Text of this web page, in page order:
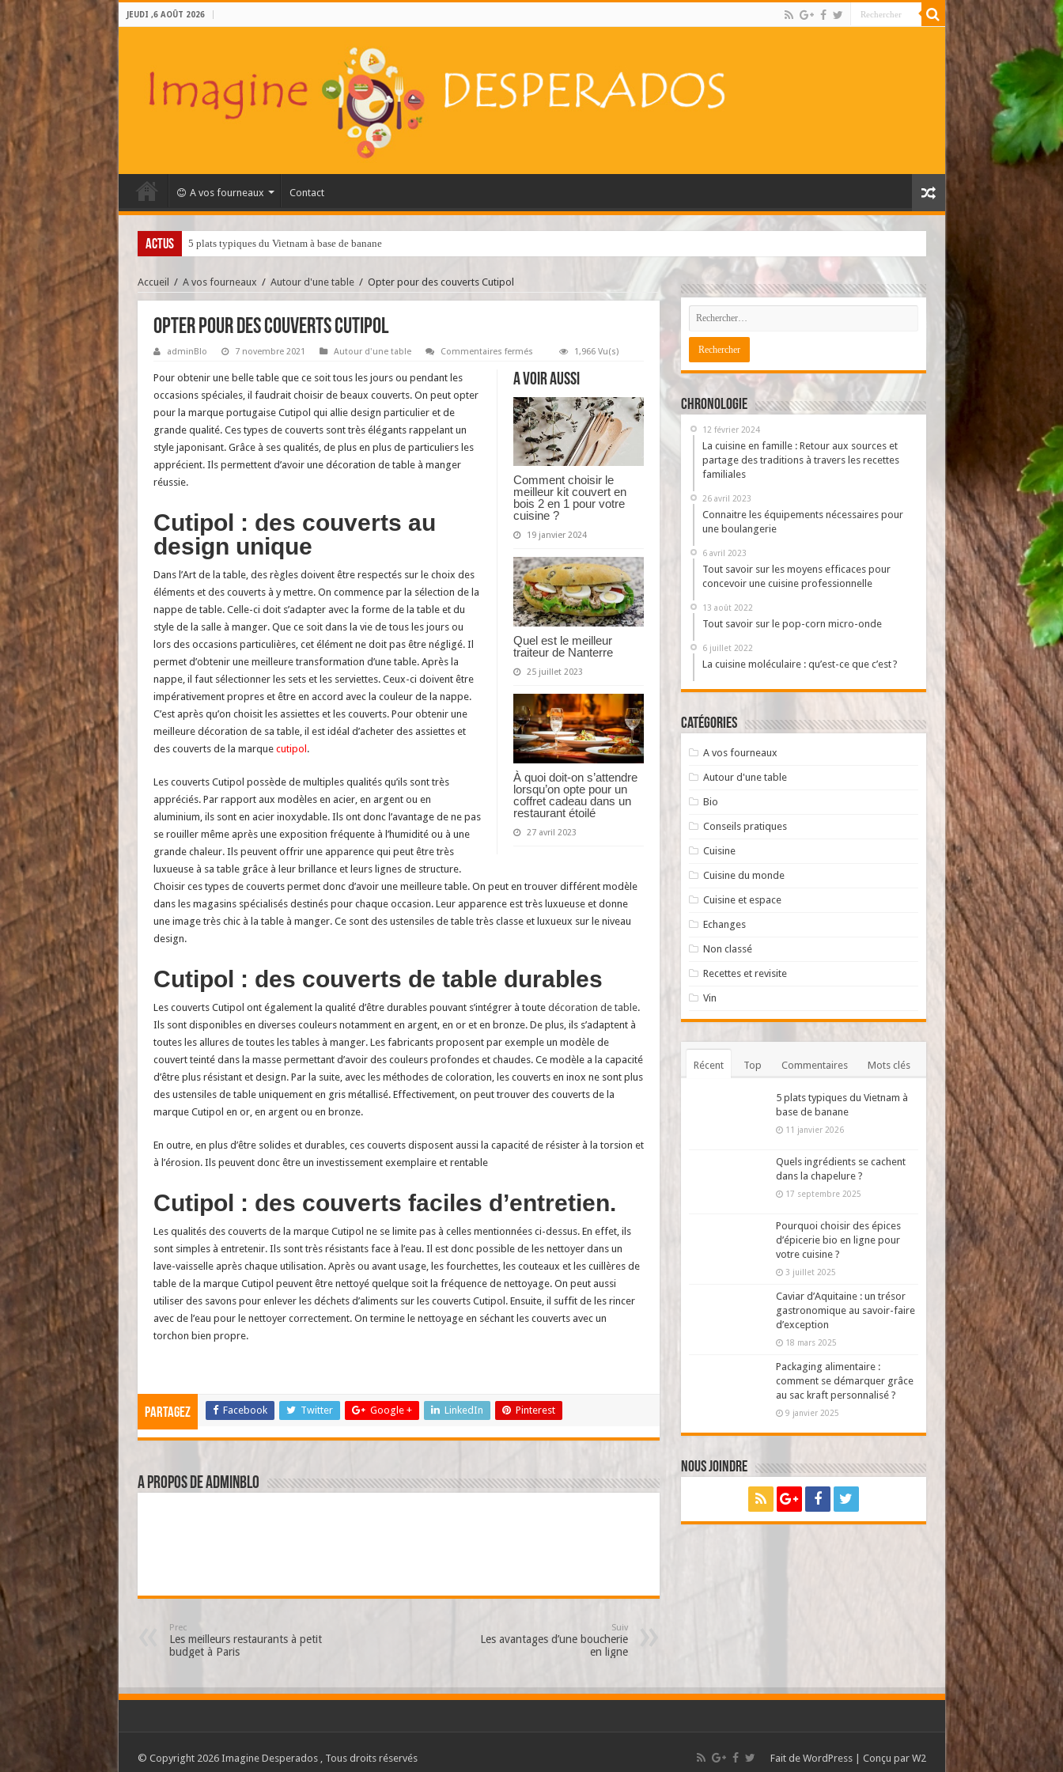
JEUDI ,6 AOÛT 2026
A vos fourneaux Contact
ACTUS Quels ingrédients se cachent dans la chapelure ?
Accueil / A vos fourneaux / Autour d'une table / Opter pour des couverts Cutipol
Opter pour des couverts Cutipol
adminBlo 7 novembre 2021 Autour d'une table Commentaires ferméssur
pour
des
Cutipol
1,966 Vu(s)
A voir aussi
Comment choisir le
meilleur kit couvert en
bois 2 en 1 pour votre
cuisine ?
19 janvier 2024
Quel est le meilleur
traiteur de Nanterre
25 juillet 2023
À quoi doit-on s’attendre
lorsqu’on opte pour un
coffret cadeau dans un
restaurant étoilé
27 avril 2023
Pour obtenir une belle table que ce soit tous les jours ou pendant les
occasions spéciales, il faudrait choisir de beaux couverts. On peut opter
pour la marque portugaise Cutipol qui allie design particulier et de
grande qualité. Ces types de couverts sont très élégants rappelant un
style japonisant. Grâce à ses qualités, de plus en plus de particuliers les
apprécient. Ils permettent d’avoir une décoration de table à manger
réussie.
Cutipol : des couverts au
design unique
Dans l’Art de la table, des règles doivent être respectés sur le choix des
éléments et des couverts à y mettre. On commence par la sélection de la
nappe de table. Celle-ci doit s’adapter avec la forme de la table et du
style de la salle à manger. Que ce soit dans la vie de tous les jours ou
lors des occasions particulières, cet élément ne doit pas être négligé. Il
permet d’obtenir une meilleure transformation d’une table. Après la
nappe, il faut sélectionner les sets et les serviettes. Ceux-ci doivent être
impérativement propres et être en accord avec la couleur de la nappe.
C’est après qu’on choisit les assiettes et les couverts. Pour obtenir une
meilleure décoration de sa table, il est idéal d’acheter des assiettes et
des couverts de la marque cutipol.
Les couverts Cutipol possède de multiples qualités qu’ils sont très
appréciés. Par rapport aux modèles en acier, en argent ou en
aluminium, ils sont en acier inoxydable. Ils ont donc l’avantage de ne pas
se rouiller même après une exposition fréquente à l’humidité ou à une
grande chaleur. Ils peuvent offrir une apparence qui peut être très
luxueuse à sa table grâce à leur brillance et leurs lignes de structure.
Choisir ces types de couverts permet donc d’avoir une meilleure table. On peut en trouver différent modèle
dans les magasins spécialisés destinés pour chaque occasion. Leur apparence est très luxueuse et donne
une image très chic à la table à manger. Ce sont des ustensiles de table très classe et luxueux sur le niveau
design.
Cutipol : des couverts de table durables
Les couverts Cutipol ont également la qualité d’être durables pouvant s’intégrer à toute décoration de table.
Ils sont disponibles en diverses couleurs notamment en argent, en or et en bronze. De plus, ils s’adaptent à
toutes les allures de toutes les tables à manger. Les fabricants proposent par exemple un modèle de
couvert teinté dans la masse permettant d’avoir des couleurs profondes et chaudes. Ce modèle a la capacité
d’être plus résistant et design. Par la suite, avec les méthodes de coloration, les couverts en inox ne sont plus
des ustensiles de table uniquement en gris métallisé. Effectivement, on peut trouver des couverts de la
marque Cutipol en or, en argent ou en bronze.
En outre, en plus d’être solides et durables, ces couverts disposent aussi la capacité de résister à la torsion et
à l’érosion. Ils peuvent donc être un investissement exemplaire et rentable
Cutipol : des couverts faciles d’entretien.
Les qualités des couverts de la marque Cutipol ne se limite pas à celles mentionnées ci-dessus. En effet, ils
sont simples à entretenir. Ils sont très résistants face à l’eau. Il est donc possible de les nettoyer dans un
lave-vaisselle après chaque utilisation. Après ou avant usage, les fourchettes, les couteaux et les cuillères de
table de la marque Cutipol peuvent être nettoyé quelque soit la fréquence de nettoyage. On peut aussi
utiliser des savons pour enlever les déchets d’aliments sur les couverts Cutipol. Ensuite, il suffit de les rincer
avec de l’eau pour le nettoyer correctement. On termine le nettoyage en séchant les couverts avec un
torchon bien propre.
Partagez Facebook Twitter Google + LinkedIn Pinterest
A propos de adminBlo
Prec
Les meilleurs restaurants à petit
budget à Paris
Suiv
Les avantages d’une boucherie
en ligne
Chronologie
12 février 2024
La cuisine en famille : Retour aux sources et
partage des traditions à travers les recettes
familiales
26 avril 2023
Connaitre les équipements nécessaires pour
une boulangerie
6 avril 2023
Tout savoir sur les moyens efficaces pour
concevoir une cuisine professionnelle
13 août 2022
Tout savoir sur le pop-corn micro-onde
6 juillet 2022
La cuisine moléculaire : qu’est-ce que c’est ?
Catégories
A vos fourneaux
Autour d'une table
Bio
Conseils pratiques
Cuisine
Cuisine du monde
Cuisine et espace
Echanges
Non classé
Recettes et revisite
Vin
Récent Top Commentaires Mots clés
5 plats typiques du Vietnam à
base de banane
11 janvier 2026
Quels ingrédients se cachent
dans la chapelure ?
17 septembre 2025
Pourquoi choisir des épices
d’épicerie bio en ligne pour
votre cuisine ?
3 juillet 2025
Caviar d’Aquitaine : un trésor
gastronomique au savoir-faire
d’exception
18 mars 2025
Packaging alimentaire :
comment se démarquer grâce
au sac kraft personnalisé ?
9 janvier 2025
Nous joindre
Fait de WordPress| Conçu par W2
© Copyright 2026 Imagine Desperados , Tous droits réservés